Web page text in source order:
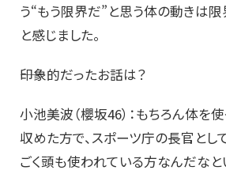
う“もう限界だ”と思う体の動きは
と感じました。
――印象的だったお話は？
小池美波（櫻坂46）：もちろん体を
収めた方で、スポーツ庁の長官とし
ごく頭も使われている方なんだなと